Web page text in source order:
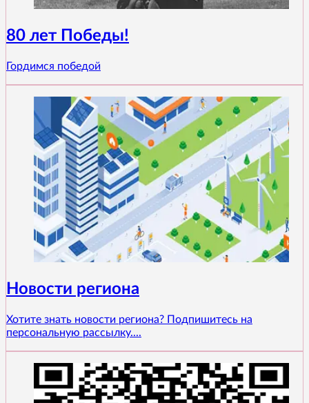
80 лет Победы!
Гордимся победой
Новости региона
Хотите знать новости региона? Подпишитесь на
персональную рассылку....